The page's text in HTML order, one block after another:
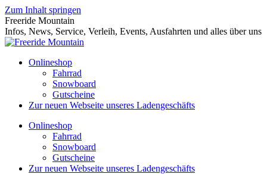
Zum Inhalt springen
Freeride Mountain
Infos, News, Service, Verleih, Events, Ausfahrten und alles über uns
Onlineshop
Fahrrad
Snowboard
Gutscheine
Zur neuen Webseite unseres Ladengeschäfts
Onlineshop
Fahrrad
Snowboard
Gutscheine
Zur neuen Webseite unseres Ladengeschäfts